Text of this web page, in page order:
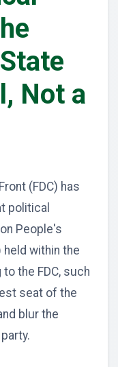
Not a
(FDC) has
political
People's
held within the
the FDC, such
seat of the
blur the